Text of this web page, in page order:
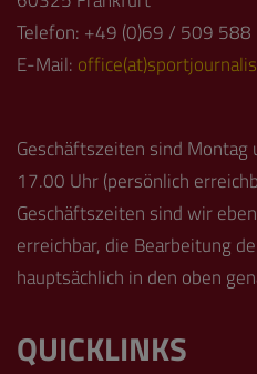
Telefon: +49 (0)69 / 509
E-Mail:
Geschäftszeiten sind
17.00 Uhr (persönlich
Geschäftszeiten sind wir
erreichbar, die Bearbeitung
hauptsächlich in den oben
QUICKLINKS